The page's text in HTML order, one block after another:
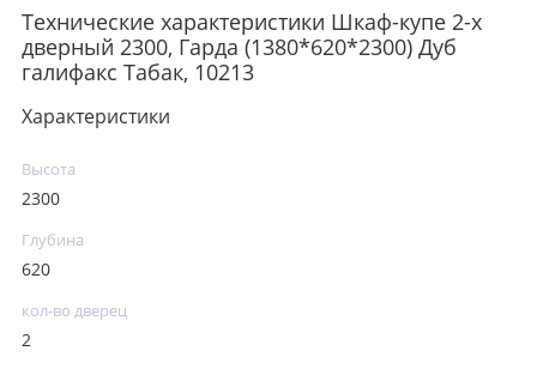
Технические характеристики Шкаф-купе 2-х
дверный 2300, Гарда (1380*620*2300) Дуб
галифакс Табак, 10213
Характеристики
Высота
2300
Глубина
620
кол-во дверец
2